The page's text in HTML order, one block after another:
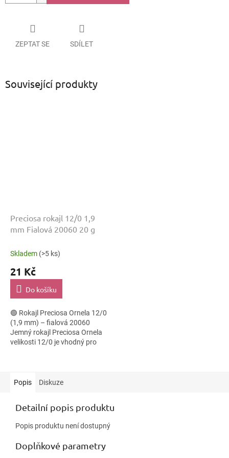
ZEPTAT SE SDÍLET
Související produkty
Preciosa rokajl 12/0 1,9
mm Fialová 20060 20 g
Skladem (>5 ks)
21 Kč
Do košíku
🟢 Rokajl Preciosa Ornela 12/0
(1,9 mm) – fialová 20060
Jemný rokajl Preciosa Ornela
velikosti 12/0 je vhodný pro
Popis
Diskuze
Detailní popis produktu
Popis produktu není dostupný
Doplňkové parametry